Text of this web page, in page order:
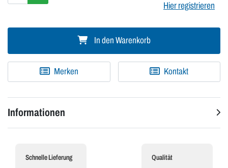
Hier registrieren
In den Warenkorb
Merken Kontakt
Informationen
Schnelle Lieferung Qualität